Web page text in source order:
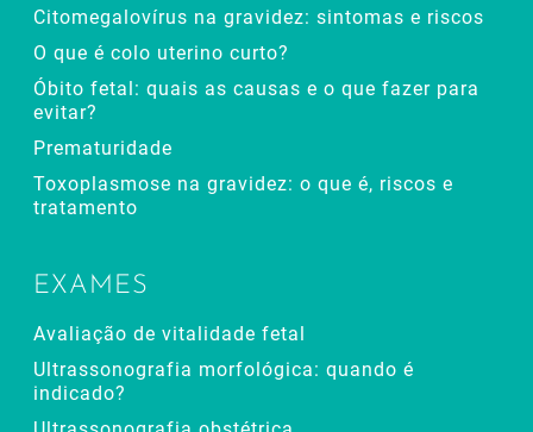
Citomegalovírus na gravidez: sintomas e riscos
O que é colo uterino curto?
Óbito fetal: quais as causas e o que fazer para
evitar?
Prematuridade
Toxoplasmose na gravidez: o que é, riscos e
tratamento
EXAMES
Avaliação de vitalidade fetal
Ultrassonografia morfológica: quando é
indicado?